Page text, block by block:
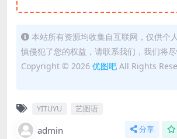
本站所有资源均收集自互联网，仅供个
慎侵犯了您的权益，请联系我们，我们将尽
Copyright © 2026 优图吧 All Rights
YITUYU 艺图语
admin 分享